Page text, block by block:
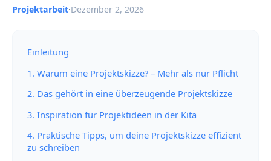
Projektarbeit·Dezember 2, 2026
Einleitung
1. Warum eine Projektskizze? – Mehr als nur Pflicht
2. Das gehört in eine überzeugende Projektskizze
3. Inspiration für Projektideen in der Kita
4. Praktische Tipps, um deine Projektskizze effizient
zu schreiben